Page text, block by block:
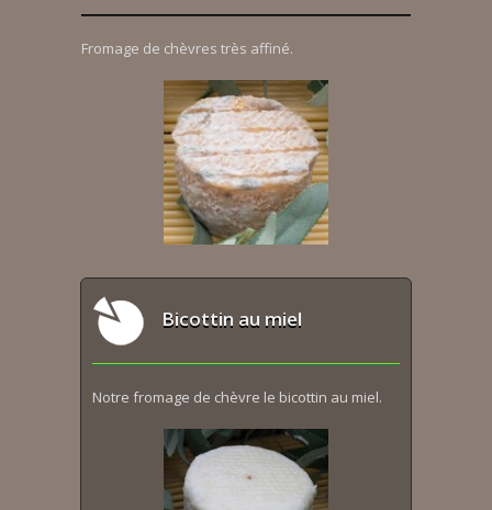
Fromage de chèvres très affiné.
Bicottin au miel
Notre fromage de chèvre le bicottin au miel.